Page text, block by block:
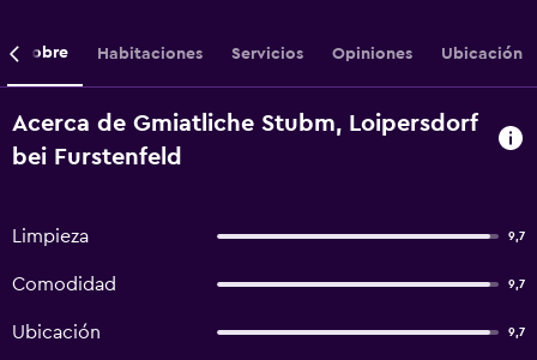
Sobre Habitaciones Servicios Opiniones Ubicación
Acerca de Gmiatliche Stubm, Loipersdorf
bei Furstenfeld
Limpieza 9,7
Comodidad 9,7
Ubicación 9,7